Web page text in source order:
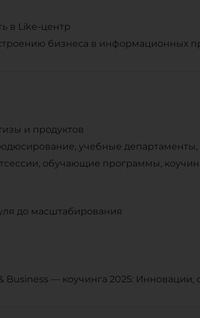
в Like-центр
бизнеса в информационных
и продуктов
учебные
обучающие программы,
до масштабирования
— коучинга 2025: Инновации,